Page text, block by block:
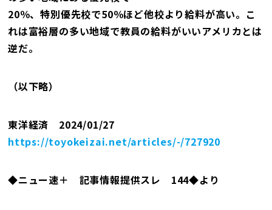
20％、特別優先校で50％ほど他校より給料が高い。こ
れは富裕層の多い地域で教員の給料がいいアメリカとは
逆だ。
（以下略）
東洋経済 2024/01/27
https://toyokeizai.net/articles/-/727920
◆ニュー速＋ 記事情報提供スレ 144◆より